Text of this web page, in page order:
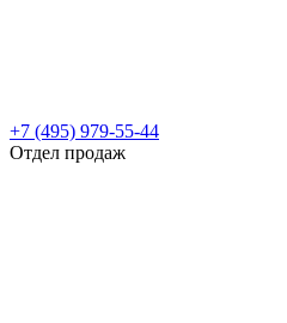
+7 (495) 979-55-44
Отдел продаж